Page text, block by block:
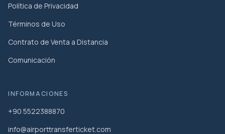
Política de Privacidad
Términos de Uso
Contrato de Venta a Distancia
Comunicación
INFORMACIONES
+90 5522388870
info@airporttransferticket.com